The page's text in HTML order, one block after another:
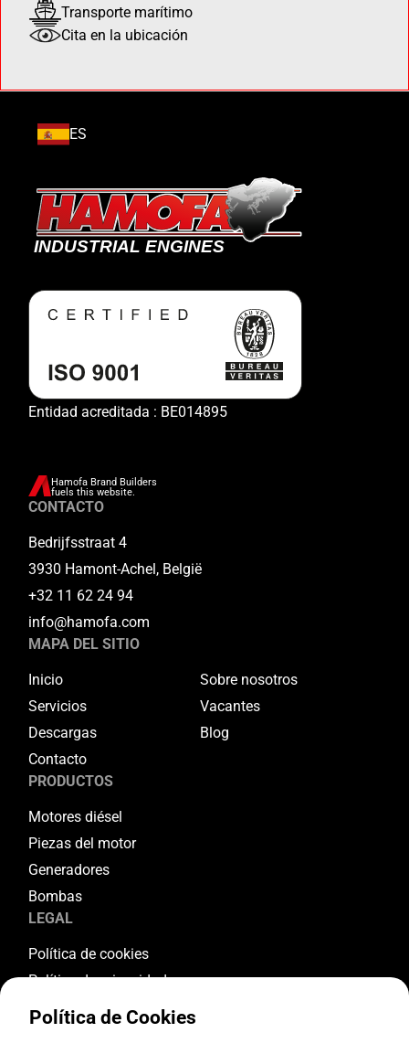
Transporte marítimo
Cita en la ubicación
ES
Entidad acreditada : BE014895
Hamofa Brand Builders
fuels this website.
CONTACTO
Bedrijfsstraat 4
3930 Hamont-Achel, België
+32 11 62 24 94
info@hamofa.com
MAPA DEL SITIO
Inicio
Sobre nosotros
Servicios
Vacantes
Descargas
Blog
Contacto
PRODUCTOS
Motores diésel
Piezas del motor
Generadores
Bombas
LEGAL
Política de cookies
Política de privacidad
Términos y condiciones
Política de Cookies